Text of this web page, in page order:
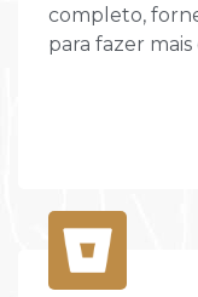
completo,
para fazer